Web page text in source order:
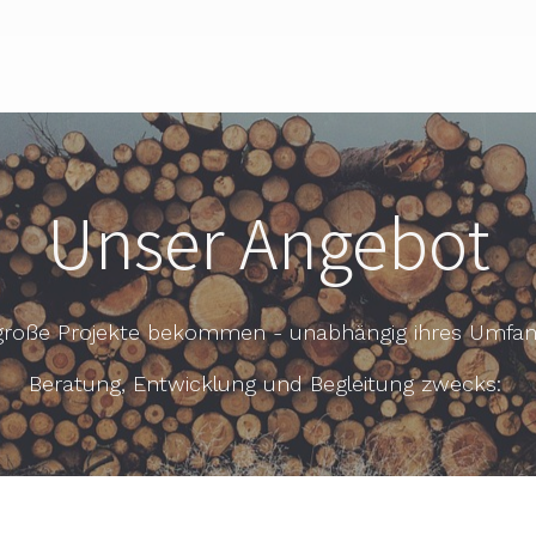
Unser Angebot
Projekte bekommen - unabhängig ihres
Beratung, Entwicklung und Begleitung zwecks: